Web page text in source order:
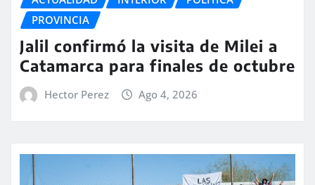
PROVINCIA
Jalil confirmó la visita de Milei a
Catamarca para finales de octubre
Hector Perez Ago 4, 2026